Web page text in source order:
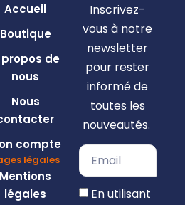
Accueil
Boutique
propos de
nous
Nous
compte
légales
Mentions
légales
Inscrivez-
vous à notre
newsletter
pour rester
informé de
toutes les
nouveautés.
En utilisant